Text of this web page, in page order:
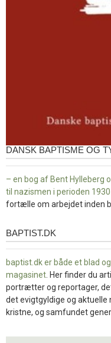
DANSK BAPTISME OG
– en bog af Bent Hylleberg
til nazismen i perioden
fortælle om arbejdet inden
baptist.dk
BAPTIST.DK
baptist.dk er både et blad
magasinet . Her finder du
portrætter og reportager,
det evigtgyldige og aktuelle
kristne, og samfundet